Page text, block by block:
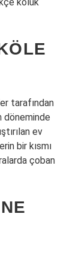
tarafından
döneminde
ev
bir kısmı
çoban